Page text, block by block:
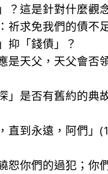
？這是針對什麼觀
祈求免我們的債不
抑「錢債」？
是天父，天父會否
」是否有舊約的典
直到永遠，阿們」
恕你們的過犯；你